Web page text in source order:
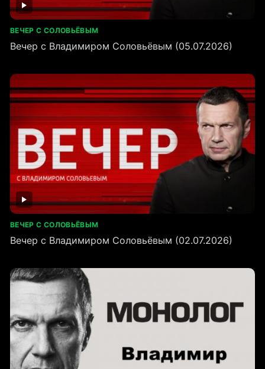
ВЕЧЕР С СОЛОВЬЁВЫМ
Вечер с Владимиром Соловьёвым (05.07.2026)
ВЕЧЕР С СОЛОВЬЁВЫМ
Вечер с Владимиром Соловьёвым (02.07.2026)